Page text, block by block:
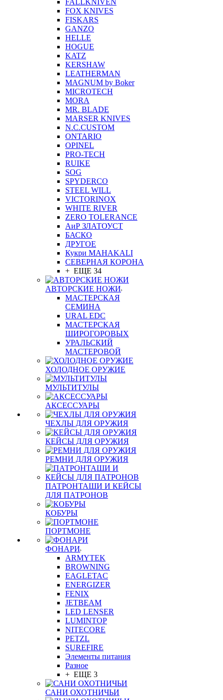
FALLKNIVEN
FOX KNIVES
FISKARS
GANZO
HELLE
HOGUE
KATZ
KERSHAW
LEATHERMAN
MAGNUM by Boker
MICROTECH
MORA
MR. BLADE
MARSER KNIVES
N.C.CUSTOM
ONTARIO
OPINEL
PRO-TECH
RUIKE
SOG
SPYDERCO
STEEL WILL
VICTORINOX
WHITE RIVER
ZERO TOLERANCE
АиР ЗЛАТОУСТ
БАСКО
ДРУГОЕ
Кукри MAHAKALI
СЕВЕРНАЯ КОРОНА
+ ЕЩЕ 34
АВТОРСКИЕ НОЖИ
МАСТЕРСКАЯ
СЕМИНА
URAL EDC
МАСТЕРСКАЯ
ШИРОГОРОВЫХ
УРАЛЬСКИЙ
МАСТЕРОВОЙ
ХОЛОДНОЕ ОРУЖИЕ
МУЛЬТИТУЛЫ
АКСЕССУАРЫ
ЧЕХЛЫ ДЛЯ ОРУЖИЯ
КЕЙСЫ ДЛЯ ОРУЖИЯ
РЕМНИ ДЛЯ ОРУЖИЯ
ПАТРОНТАШИ И КЕЙСЫ
ДЛЯ ПАТРОНОВ
КОБУРЫ
ПОРТМОНЕ
ФОНАРИ
ARMYTEK
BROWNING
EAGLETAC
ENERGIZER
FENIX
JETBEAM
LED LENSER
LUMINTOP
NITECORE
PETZL
SUREFIRE
Элементы питания
Разное
+ ЕЩЕ 3
САНИ ОХОТНИЧЬИ